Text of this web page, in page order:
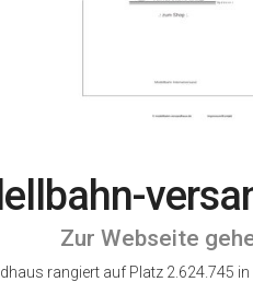
Zur Webseite
rangiert auf Platz 2.624.745